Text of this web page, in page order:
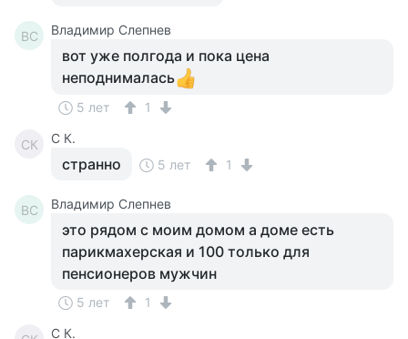
ВС Владимир Слепнев
вот уже полгода и пока цена
неподнималась
5 лет 1
СК С К.
странно 5 лет 1
ВС Владимир Слепнев
это рядом с моим домом а доме есть
парикмахерская и 100 только для
пенсионеров мужчин
5 лет 1
С К.